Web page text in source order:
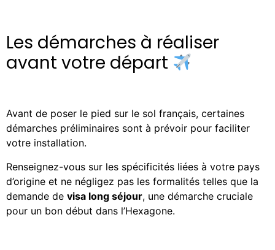
Les démarches à réaliser
avant votre départ
Avant de poser le pied sur le sol français, certaines
démarches préliminaires sont à prévoir pour faciliter
votre installation.
Renseignez-vous sur les spécificités liées à votre pays
d’origine et ne négligez pas les formalités telles que la
demande de visa long séjour, une démarche cruciale
pour un bon début dans l’Hexagone.